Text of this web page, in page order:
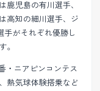
鹿児島の有川選手、
高知の細川選手、ジ
手がそれぞれ優勝し
。
・ニアピンコンテス
熱気球体験搭乗など